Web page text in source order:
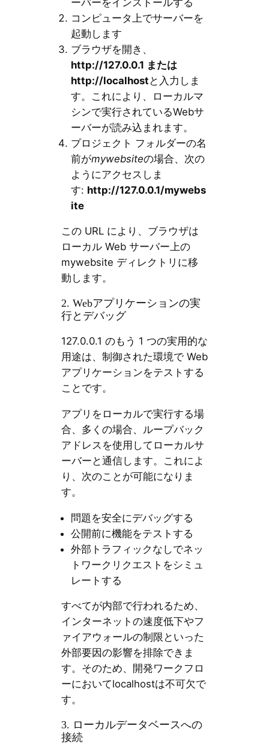
コンピュータ上でサーバーを
起動します
ブラウザを開き、
http://127.0.0.1 または
http://localhost と入力しま
す。これにより、ローカルマ
シンで実行されているWebサ
ーバーが読み込まれます。
プロジェクト フォルダーの名
前がmywebsiteの場合、次の
ようにアクセスしま
す: http://127.0.0.1/mywebs
ite
この URL により、ブラウザは
ローカル Web サーバー上の
mywebsite ディレクトリに移
動します。
2. Webアプリケーションの実
行とデバッグ
127.0.0.1 のもう 1 つの実用的な
用途は、制御された環境で Web
アプリケーションをテストする
ことです。
アプリをローカルで実行する場
合、多くの場合、ループバック
アドレスを使用してローカルサ
ーバーと通信します。これによ
り、次のことが可能になりま
す。
問題を安全にデバッグする
公開前に機能をテストする
外部トラフィックなしでネッ
トワークリクエストをシミュ
レートする
すべてが内部で行われるため、
インターネットの速度低下やフ
ァイアウォールの制限といった
外部要因の影響を排除できま
す。そのため、開発ワークフロ
ーにおいてlocalhostは不可欠で
す。
3. ローカルデータベースへの
接続